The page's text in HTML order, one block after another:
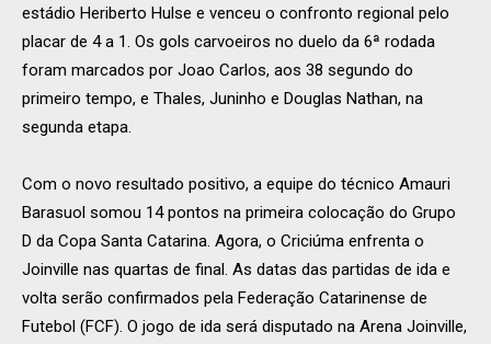
estádio Heriberto Hulse e venceu o confronto regional pelo
placar de 4 a 1. Os gols carvoeiros no duelo da 6ª rodada
foram marcados por Joao Carlos, aos 38 segundo do
primeiro tempo, e Thales, Juninho e Douglas Nathan, na
segunda etapa.
Com o novo resultado positivo, a equipe do técnico Amauri
Barasuol somou 14 pontos na primeira colocação do Grupo
D da Copa Santa Catarina. Agora, o Criciúma enfrenta o
Joinville nas quartas de final. As datas das partidas de ida e
volta serão confirmados pela Federação Catarinense de
Futebol (FCF). O jogo de ida será disputado na Arena Joinville,